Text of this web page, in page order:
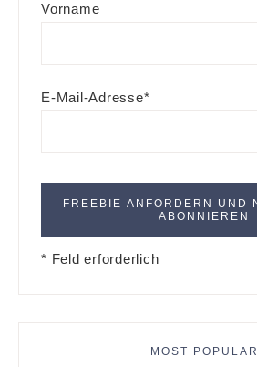
Vorname
E-Mail-Adresse*
* Feld erforderlich
MOST POPULAR